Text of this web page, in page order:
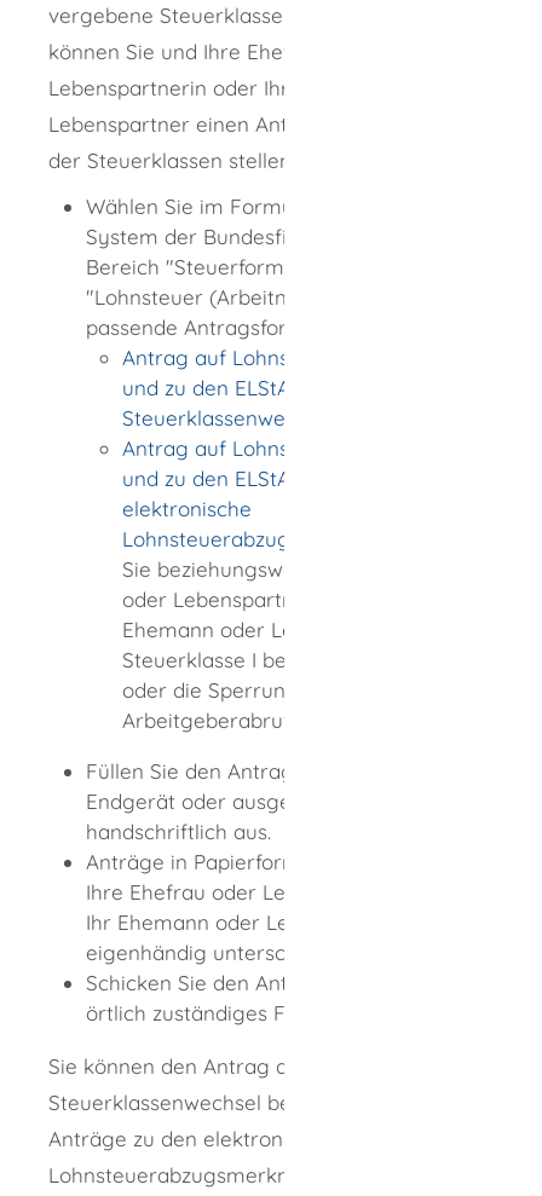
vergebene Steuerklasse IV nicht beibehalten,
können Sie und Ihre Ehefrau oder
Lebenspartnerin oder Ihr Ehemann oder
Lebenspartner einen Antrag auf Änderung
der Steuerklassen stellen:
Wählen Sie im Formular-Management-
System der Bundesfinanzverwaltung im
Bereich "Steuerformulare" unter
"Lohnsteuer (Arbeitnehmer)" das
passende Antragsformular aus:
Antrag auf Lohnsteuer-Ermäßigung
und zu den ELStAM 2026 - Anlage
Steuerklassenwechsel
Antrag auf Lohnsteuer-Ermäßigung
und zu den ELStAM 2026 - Anlage
elektronische
Lohnsteuerabzugsmerkmale
Sie beziehungsweise Ihre Ehefrau
oder Lebenspartnerin oder Ihr
Ehemann oder Lebenspartner die
Steuerklasse I beibehalten möchten
oder die Sperrung des
Arbeitgeberabrufs wünschen.
Füllen Sie den Antrag am elektronischen
Endgerät oder ausgedruckt
handschriftlich aus.
Anträge in Papierform müssen Sie und
Ihre Ehefrau oder Lebenspartnerin oder
Ihr Ehemann oder Lebenspartner
eigenhändig unterschreiben.
Schicken Sie den Antrag per Post an Ihr
örtlich zuständiges Finanzamt.
Sie können den Antrag auf
Steuerklassenwechsel bei Eheleuten und die
Anträge zu den elektronischen
Lohnsteuerabzugsmerkmalen (ELStAM)